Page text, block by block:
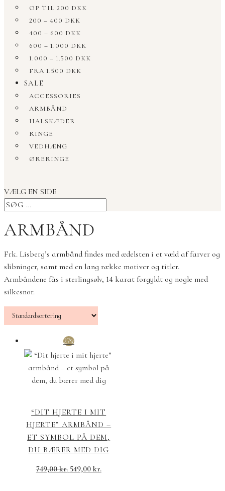
OP TIL 200 DKK
200 – 400 DKK
400 – 600 DKK
600 – 1.000 DKK
1.000 – 1.500 DKK
FRA 1.500 DKK
SALE
ACCESSORIES
ARMBÅND
HALSKÆDER
RINGE
VEDHÆNG
ØRERINGE
VÆLG EN SIDE
ARMBÅND
Frk. Lisberg’s armbånd findes med ædelsten i et væld af farver og
slibninger, samt med en lang række motiver og titler.
Armbåndene fås i sterlingsølv, 14 karat forgyldt og nogle med
silkesnor.
27%
“DIT HJERTE I MIT
HJERTE” ARMBÅND –
ET SYMBOL PÅ DEM,
DU BÆRER MED DIG
749,00kr. 549,00 kr.